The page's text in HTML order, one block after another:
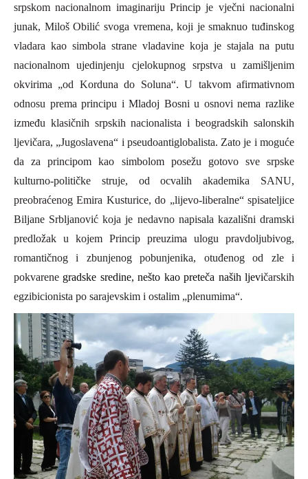
srpskom nacionalnom imaginariju Princip je vječni nacionalni
junak, Miloš Obilić svoga vremena, koji je smaknuo tuđinskog
vladara kao simbola strane vladavine koja je stajala na putu
nacionalnom ujedinjenju cjelokupnog srpstva u zamišljenim
okvirima „od Korduna do Soluna“. U takvom afirmativnom
odnosu prema principu i Mladoj Bosni u osnovi nema razlike
između klasičnih srpskih nacionalista i beogradskih salonskih
ljevičara, „Jugoslavena“ i pseudoantiglobalista. Zato je i moguće
da za principom kao simbolom posežu gotovo sve srpske
kulturno-političke struje, od ocvalih akademika SANU,
preobraćenog Emira Kusturice, do „lijevo-liberalne“ spisateljice
Biljane Srbljanović koja je nedavno napisala kazališni dramski
predložak u kojem Princip preuzima ulogu pravdoljubivog,
romantičnog i zbunjenog pobunjenika, otuđenog od zle i
pokvarene gradske sredine, nešto kao preteča naših ljevičarskih
egzibicionista po sarajevskim i ostalim „plenumima“.